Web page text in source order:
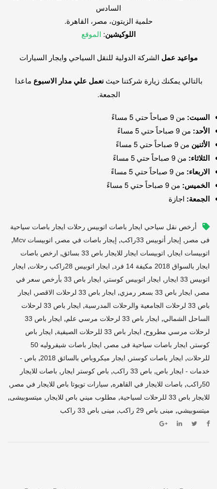
السادس
حلمية الزيتون، مصر، القاهرة.
اللوكيشين: الموقع
مواعيد عمل الشركة الدولية للنقل السياحي وايجار السيارات
بالتالي يمكنك زيارة شركتنا حيثنعمل علي مدار الاسبوع ماعدا
الجمعة.
السبت: من 9 صباحاً حتي 5 مساءً
الأحد: من 9 صباحاً حتي 5 مساءً
الأثنين من 9 صباحاً حتي 5 مساءً
الثلاثاء: من 9 صباحاً حتي 5 مساءً
الاربعاء: من 9 صباحاً حتي 5 مساءً
الخميس: من 9 صباحاً حتي 5 مساءً
الجمعة: اجازة
أرخص نقل سياحي ايجار باصات اتوبيس رحلات ايجار باصات سياحية
فى مصر , إيجار أتوبيس 33راكب , إيجار باصات في مصر , اتوبيسات Mcv ,
اتوبيسات ايجار , اتوبيسات ايجار للايجار باص 33 بسائق , ارخص باصات
ايجار بالسواق 2018 مكيفة 14 فرد
, ايجار اتوبيس 28راكب رحلات , ايجار
اتوبيس 33 ايجار
, ايجار اتوبيس كوستر ,
ايجار باص 33 بأرخص سعر في
مصر , ايجار باص 33 بسعر رمزي , ايجار باص 33 لرحلات الاقصر , ايجار
باص 33 لرحلات الجامعية والرحلات المدرسية
,
ايجار باص 33 لرحلات
الساحل الشمالي, ايجار باص 33 لرحلات مرسي علم ,
ايجار باص 33
لرحلات مرسي مطروح, ايجار باص 33 للرحلات الصيفية , ايجار باص
كوستر , ايجار باصات سياحية فى مصر ,
ايجار باصات شيفروليه 50
للرحلات, ايجار باصات كوستر , ايجار ميكروباص بالسائق 2018 , باص -
خدمات - ايجار باص, باص 33 راكب , باص كوستر ايجار , باصات للايجار
50راكب
, باصات للايجار في القاهره, سيارات تويوتا باص للايجار في مصر ,
للايجار باص 33 للرحلات لسياحية , مطلوب ميني باص للايجار , ميتسوبيشى,
ميتسوبيشي, مينى باص 29 راكب , مينى باص 33 راكب